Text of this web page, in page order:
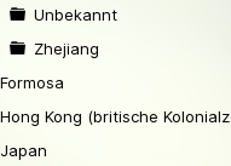
Unbekannt
Zhejiang
Formosa
Hong Kong (britische
Japan